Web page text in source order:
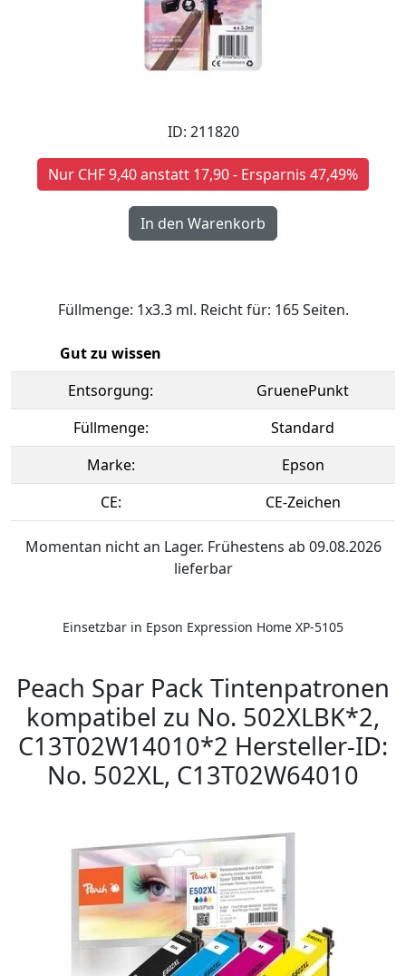
ID: 211820
Nur CHF 9,40 anstatt 17,90 - Ersparnis 47,49%
Füllmenge: 1x3.3 ml. Reicht für: 165 Seiten.
Gut zu wissen
Entsorgung:
GruenePunkt
Füllmenge:
Standard
Marke:
Epson
CE:
CE-Zeichen
Momentan nicht an Lager. Frühestens ab 09.08.2026
lieferbar
Einsetzbar in Epson Expression Home XP-5105
Peach Spar Pack Tintenpatronen
kompatibel zu No. 502XLBK*2,
C13T02W14010*2 Hersteller-ID:
No. 502XL, C13T02W64010